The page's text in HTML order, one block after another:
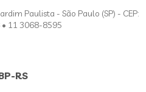
Paulista - São Paulo (SP) - CEP:
11 3068-8595
RS